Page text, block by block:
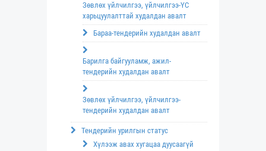
Зөвлөх үйлчилгээ, үйлчилгээ-ҮС
харьцуулалттай худалдан авалт
Бараа-тендерийн худалдан авалт
Барилга байгууламж, ажил-
тендерийн худалдан авалт
Зөвлөх үйлчилгээ, үйлчилгээ-
тендерийн худалдан авалт
Тендерийн урилгын статус
Хүлээж авах хугацаа дуусаагүй